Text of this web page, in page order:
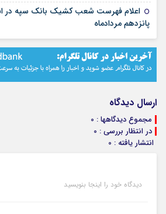
اعلام فهرست شعب کشیک بانک سپه در
پانزدهم مردادماه
ارسال دیدگاه
مجموع دیدگاهها : 0
در انتظار بررسی : 0
انتشار یافته : 0
دیدگاه خود را اینجا بنویسید